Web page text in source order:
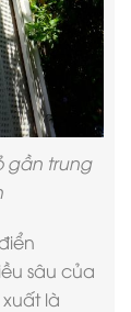
gần trung
sâu của
là